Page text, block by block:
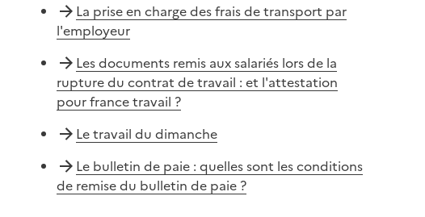
La prise en charge des frais de transport par
l'employeur
Les documents remis aux salariés lors de la
rupture du contrat de travail : et l'attestation
pour france travail ?
Le travail du dimanche
Le bulletin de paie : quelles sont les conditions
de remise du bulletin de paie ?